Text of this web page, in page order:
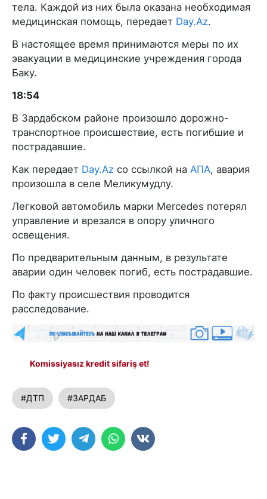
тела. Каждой из них была оказана необходимая
медицинская помощь, передает Day.Az.
В настоящее время принимаются меры по их
эвакуации в медицинские учреждения города
Баку.
18:54
В Зардабском районе произошло дорожно-
транспортное происшествие, есть погибшие и
пострадавшие.
Как передает Day.Az со ссылкой на АПА, авария
произошла в селе Меликумудлу.
Легковой автомобиль марки Mercedes потерял
управление и врезался в опору уличного
освещения.
По предварительным данным, в результате
аварии один человек погиб, есть пострадавшие.
По факту происшествия проводится
расследование.
Komissiyasız kredit sifariş et!
#ДТП #ЗАРДАБ